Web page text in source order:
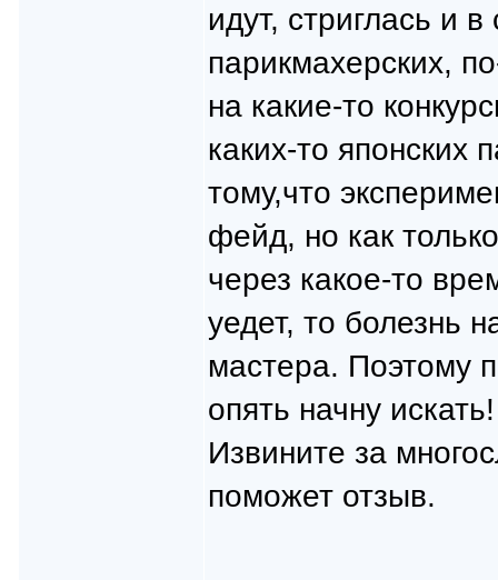
идут, стриглась и
парикмахерских,
на какие-то
каких-то японских
тому,что
фейд, но как
через какое-то
уедет, то болезнь
мастера. Поэтому
опять начну искать!
Извините за
поможет отзыв.